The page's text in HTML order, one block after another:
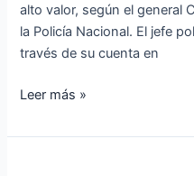
alto valor, según el general
la Policía Nacional. El jefe
través de su cuenta en
de
Colombia
Leer más »